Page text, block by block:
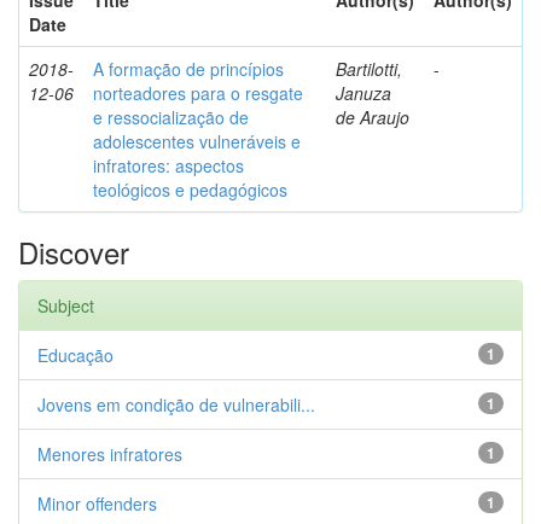
Date
2018-
12-06
A formação de princípios
norteadores para o resgate
e ressocialização de
adolescentes vulneráveis e
infratores: aspectos
teológicos e pedagógicos
Bartilotti,
Januza
de Araujo
-
Discover
Subject
1
Educação
1
Jovens em condição de vulnerabili...
1
Menores infratores
1
Minor offenders